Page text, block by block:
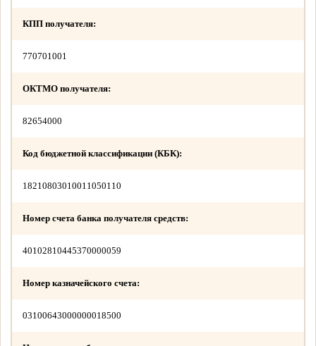
КПП получателя:
770701001
ОКТМО получателя:
82654000
Код бюджетной классификации (КБК):
18210803010011050110
Номер счета банка получателя средств:
40102810445370000059
Номер казначейского счета:
03100643000000018500